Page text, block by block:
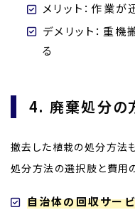
メリット：作業
デメリット：重
る
4. 廃棄処分の
撤去した植栽の処分方法
処分方法の選択肢と費用
自治体の回収サー